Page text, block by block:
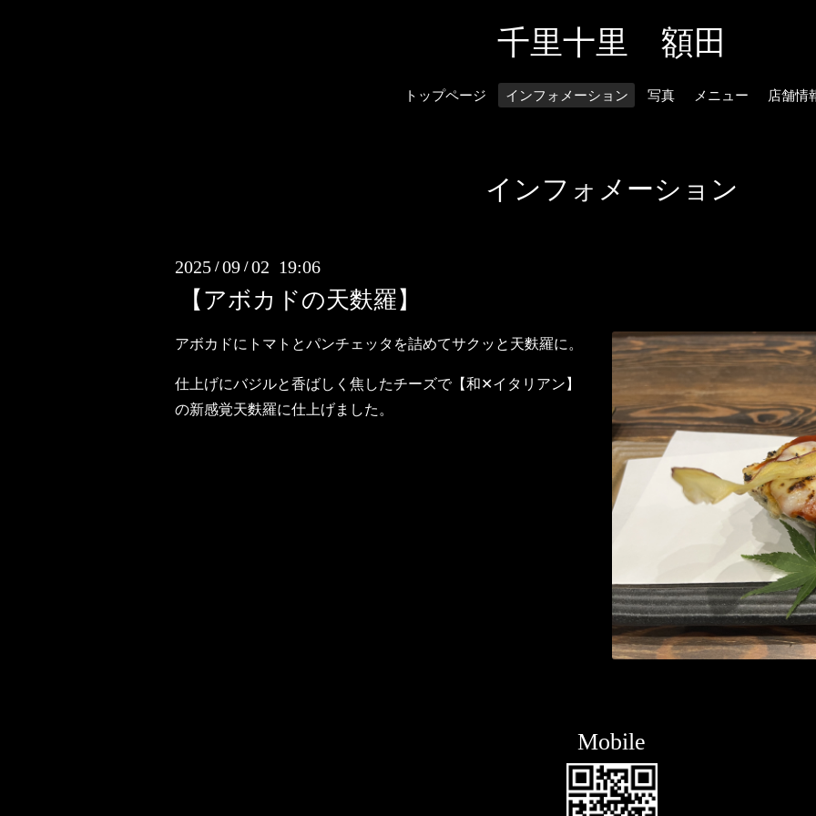
千里十里 額田
トップページ インフォメーション 写真 メニュー 店舗情
インフォメーション
2025 /09 /02 19:06
【アボカドの天麩羅】
アボカドにトマトとパンチェッタを詰めてサクッと天麩羅に。
仕上げにバジルと香ばしく焦したチーズで【和✕イタリアン】
の新感覚天麩羅に仕上げました。
Mobile